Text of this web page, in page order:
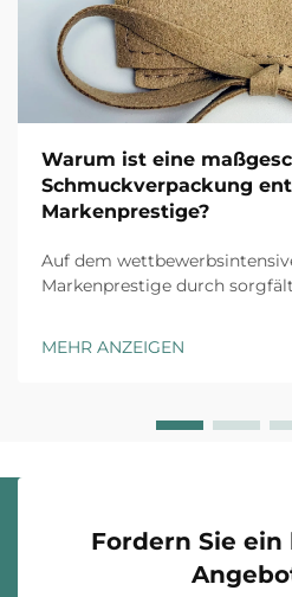
Warum ist eine
Schmuckverpackung
Markenprestige?
Auf dem
Markenprestige durch
erste physische Interaktion
MEHR ANZEIGEN
Fordern Sie ein